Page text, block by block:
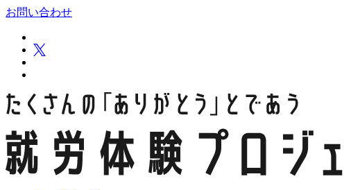
お問い合わせ